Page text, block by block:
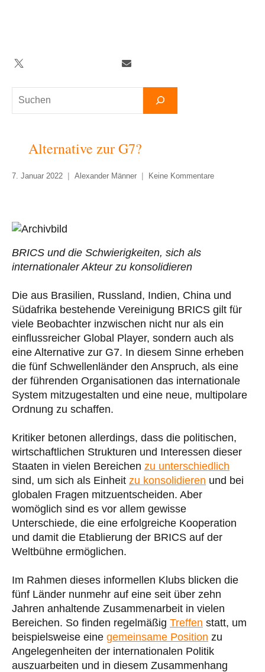
Suchen
Twitter TelegramNewsletter
Alternative zur G7?
7. Januar 2022 Alexander Männer Keine Kommentare
BRICS und die Schwierigkeiten, sich als
internationaler Akteur zu konsolidieren
Die aus Brasilien, Russland, Indien, China und
Südafrika bestehende Vereinigung BRICS gilt für
viele Beobachter inzwischen nicht nur als ein
einflussreicher Global Player, sondern auch als
eine Alternative zur G7. In diesem Sinne erheben
die fünf Schwellenländer den Anspruch, als eine
der führenden Organisationen das internationale
System mitzugestalten und eine neue, multipolare
Ordnung zu schaffen.
Kritiker betonen allerdings, dass die politischen,
wirtschaftlichen Strukturen und Interessen dieser
Staaten in vielen Bereichen zu unterschiedlich
sind, um sich als Einheit zu konsolidieren und bei
globalen Fragen mitzuentscheiden. Aber
womöglich sind es vor allem gewisse
Unterschiede, die eine erfolgreiche Kooperation
und damit die Etablierung der BRICS auf der
Weltbühne ermöglichen.
Im Rahmen dieses informellen Klubs blicken die
fünf Länder nunmehr auf eine seit über zehn
Jahren anhaltende Zusammenarbeit in vielen
Bereichen. So finden regelmäßig Treffen statt, um
beispielsweise eine gemeinsame Position zu
Angelegenheiten der internationalen Politik
auszuarbeiten und in diesem Zusammenhang